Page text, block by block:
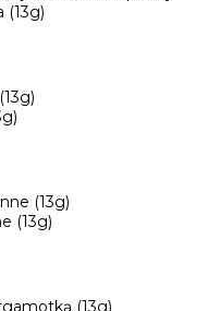
(13g)
(13g)